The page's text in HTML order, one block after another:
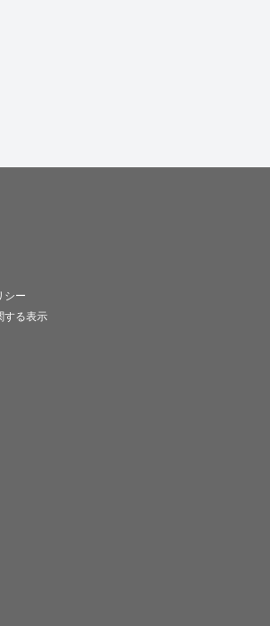
シー
する表示